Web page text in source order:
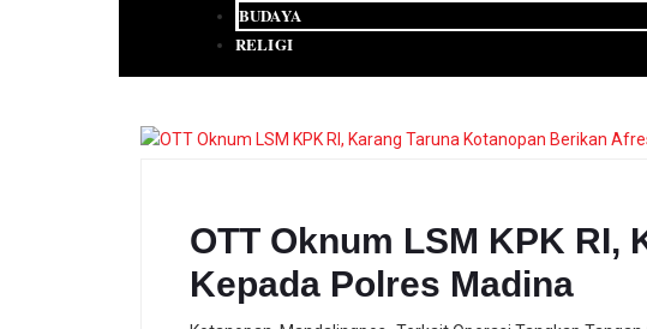
BUDAYA
RELIGI
OTT Oknum LSM KPK
Kepada Polres Madina